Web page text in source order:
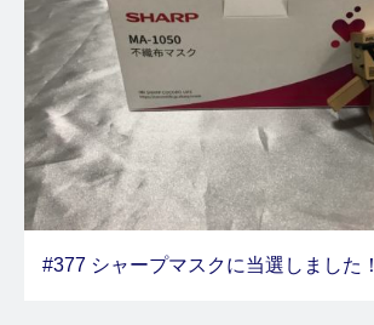
#377 シャープマスクに当選しました！